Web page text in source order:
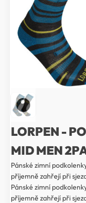
LORPEN -
MID MEN
Pánské zimní
příjemně zahřejí při
Pánské zimní
příjemně zahřejí při